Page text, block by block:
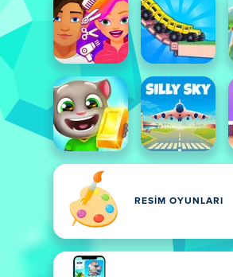
RESIM OYUNLARI